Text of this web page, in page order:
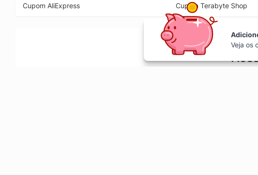
Cupom AliExpress
Cupom Terabyte Shop
Veja os